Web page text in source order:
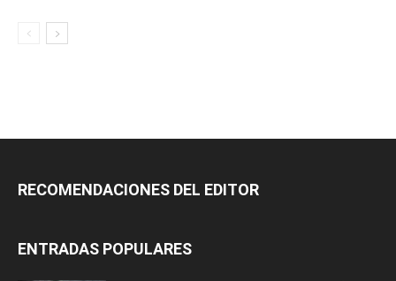
RECOMENDACIONES DEL EDITOR
ENTRADAS POPULARES